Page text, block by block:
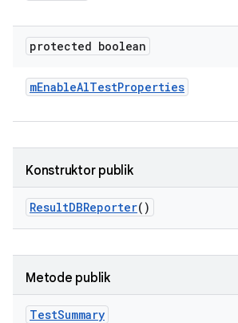
protected boolean
mEnableAlTestProperties
Konstruktor publik
ResultDBReporter()
Metode publik
TestSummary